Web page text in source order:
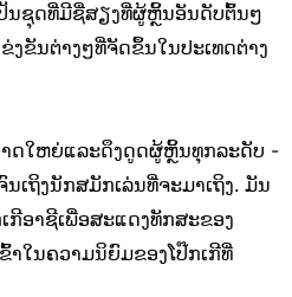
ປັນຊຸດທີ່ມີຊື່ສຽງທີ່ຜູ້ຫຼິ້ນອັນດັບຕົ້ນໆ
ງຂັນຕ່າງໆທີ່ຈັດຂຶ້ນໃນປະເທດຕ່າງ
ດໃຫຍ່ແລະດຶງດູດຜູ້ຫຼິ້ນທຸກລະດັບ -
ເຖິງນັກສມັກເລ່ນທີ່ຈະມາເຖິງ. ມັນ
ກີອາຊີເພື່ອສະແດງທັກສະຂອງ
າໃນຄວາມນິຍົມຂອງໂປ໊ກເກີທີ່